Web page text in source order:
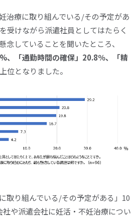
治療に取り組んでいる/その予定があ
受けながら派遣社員としてはたらく
念していることを聞いたところ、
、「通勤時間の確保」 20.8％、「精
位となりました。
取り組んでいる/その予定がある」 10
社や派遣会社に妊活・不妊治療につい